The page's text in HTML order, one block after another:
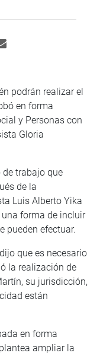
podrán realizar el
en forma
y Personas con
Gloria
de trabajo que
de la
Luis Alberto Yika
una forma de incluir
pueden efectuar.
que es necesario
la realización de
su jurisdicción,
están
en forma
ampliar la